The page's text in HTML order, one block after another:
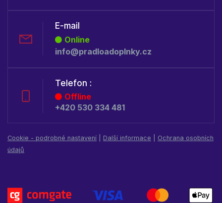
E-mail
Online
info@pradloadoplnky.cz
Telefon :
Offline
+420 530 334 481
Cookie - podrobné nastavení Další informace
Ochrana osobních
údajů